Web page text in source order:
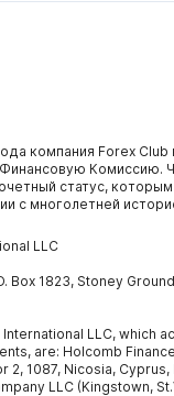
компания Forex Club
Комиссию.
статус,
с многолетней
LLC
Box 1823, Stoney
LLC, which
are: Holcomb
2, 1087, Nicosia,
LLC (Kingstown,